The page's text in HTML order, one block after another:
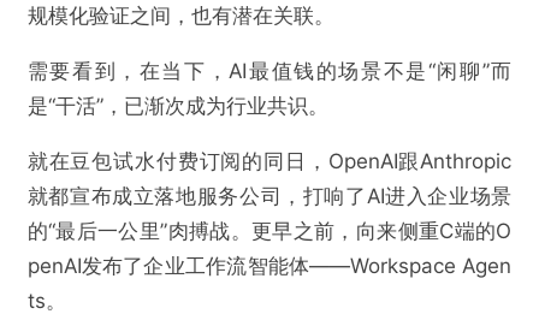
规模化验证之间，也有潜在关联。
需要看到，在当下，AI最值钱的场景不是“闲聊”而
是“干活”，已渐次成为行业共识。
就在豆包试水付费订阅的同日，OpenAI跟Anthropic
就都宣布成立落地服务公司，打响了AI进入企业场景
的“最后一公里”肉搏战。更早之前，向来侧重C端的O
penAI发布了企业工作流智能体——Workspace Agen
ts。